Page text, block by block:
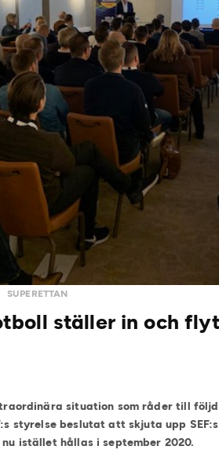
SUPERETTAN
ställer in och
situation som råder till
styrelse beslutat att skjuta upp
nu istället hållas i september 2020.